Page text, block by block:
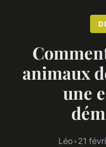
animaux
une
Léo•21